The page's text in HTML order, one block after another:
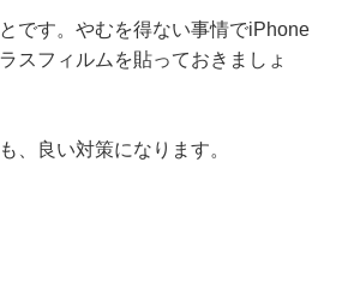
です。やむを得ない事情でiPhone
スフィルムを貼っておきましょ
、良い対策になります。